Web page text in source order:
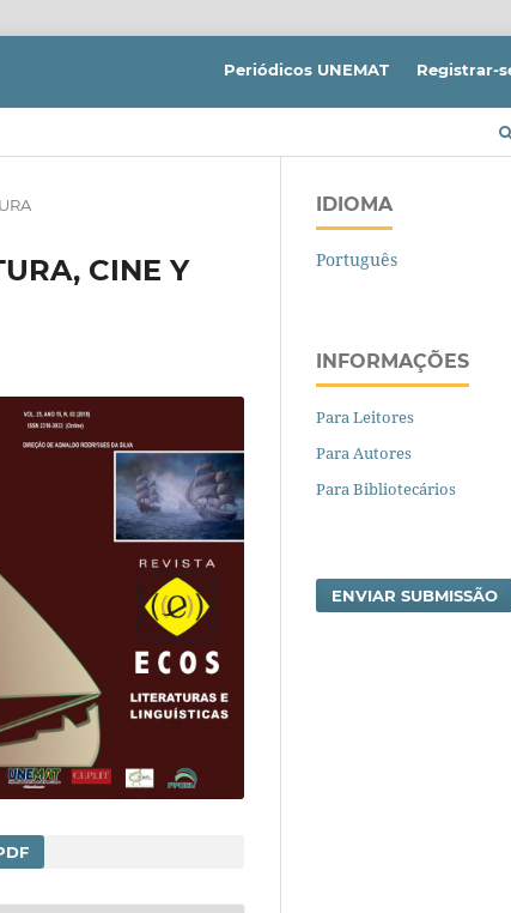
Periódicos UNEMAT Registrar-
CINE Y
IDIOMA
Português
INFORMAÇÕES
Para Leitores
Para Autores
Para Bibliotecários
ENVIAR SUBMISSÃO